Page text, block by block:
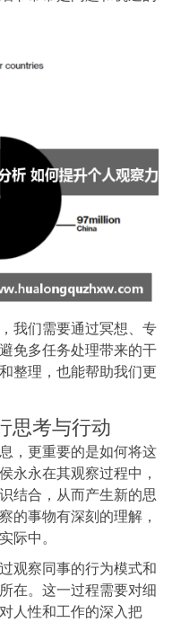
我们需要通过冥想、专
免多任务处理带来的干
整理，也能帮助我们更
思考与行动
，更重要的是如何将这
永永在其观察过程中，
结合，从而产生新的思
的事物有深刻的理解，
际中。
观察同事的行为模式和
在。这一过程需要对细
人性和工作的深入把